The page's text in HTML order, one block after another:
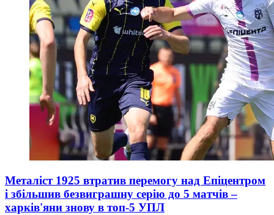
Металіст 1925 втратив перемогу над Епіцентром
і збільшив безвиграшну серію до 5 матчів –
харків'яни знову в топ-5 УПЛ